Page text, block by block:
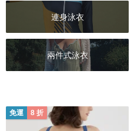
連身泳衣
兩件式泳衣
免運 8 折